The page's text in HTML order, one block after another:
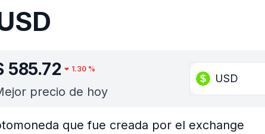
585.72 1.30%
precio de hoy
USD
que fue creada por el exchange